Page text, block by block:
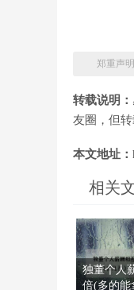
郑重声
转载说明：
友圈，但转
本文地址：
相关
独董个人
倍(多的能